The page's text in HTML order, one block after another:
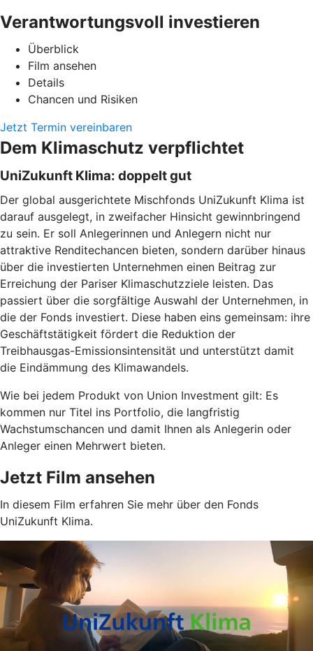
Verantwortungsvoll investieren
Überblick
Film ansehen
Details
Chancen und Risiken
Jetzt Termin vereinbaren
Dem Klimaschutz verpflichtet
UniZukunft Klima: doppelt gut
Der global ausgerichtete Mischfonds UniZukunft Klima ist
darauf ausgelegt, in zweifacher Hinsicht gewinnbringend
zu sein. Er soll Anlegerinnen und Anlegern nicht nur
attraktive Renditechancen bieten, sondern darüber hinaus
über die investierten Unternehmen einen Beitrag zur
Erreichung der Pariser Klimaschutzziele leisten. Das
passiert über die sorgfältige Auswahl der Unternehmen, in
die der Fonds investiert. Diese haben eins gemeinsam: ihre
Geschäftstätigkeit fördert die Reduktion der
Treibhausgas-Emissionsintensität und unterstützt damit
die Eindämmung des Klimawandels.
Wie bei jedem Produkt von Union Investment gilt: Es
kommen nur Titel ins Portfolio, die langfristig
Wachstumschancen und damit Ihnen als Anlegerin oder
Anleger einen Mehrwert bieten.
Jetzt Film ansehen
In diesem Film erfahren Sie mehr über den Fonds
UniZukunft Klima.